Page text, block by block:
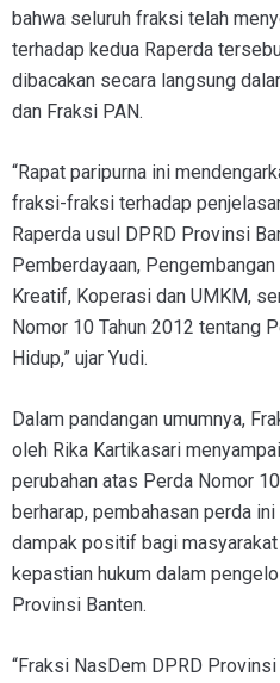
bahwa seluruh fraksi telah
terhadap kedua Raperda
dibacakan secara langsung
dan Fraksi PAN.
“Rapat paripurna ini
fraksi-fraksi terhadap
Raperda usul DPRD Provinsi
Pemberdayaan,
Kreatif, Koperasi dan UMKM,
Nomor 10 Tahun 2012 tentang
Hidup,” ujar Yudi.
Dalam pandangan umumnya,
oleh Rika Kartikasari
perubahan atas Perda Nomor
berharap, pembahasan perda
dampak positif bagi
kepastian hukum dalam
Provinsi Banten.
“Fraksi NasDem DPRD